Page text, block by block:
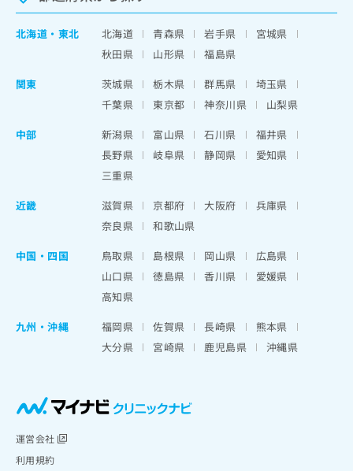
北海道 ・ 東北 北海道 青森県 岩手県
宮城県
秋田県
山形県
福島県
関東
茨城県 栃木県 群馬県
埼玉県
千葉県
東京都 神奈川県
山梨県
中部
新潟県 富山県 石川県
福井県
長野県
岐阜県 静岡県
愛知県
三重県
近畿
滋賀県 京都府 大阪府
兵庫県
奈良県
和歌山県
中国・四国
鳥取県 島根県 岡山県
広島県
山口県
徳島県 香川県
愛媛県
高知県
九州・沖縄
福岡県 佐賀県 長崎県
熊本県
大分県
宮崎県 鹿児島県 沖縄県
運営会社
利用規約